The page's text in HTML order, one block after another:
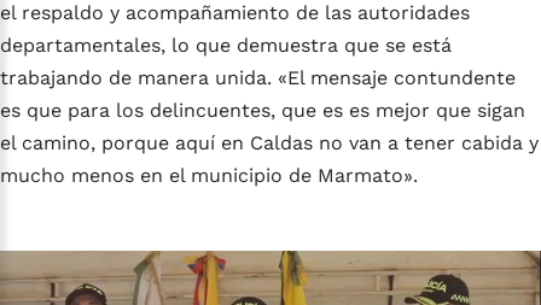
el respaldo y acompañamiento de las autoridades
departamentales, lo que demuestra que se está
trabajando de manera unida. «El mensaje contundente
es que para los delincuentes, que es es mejor que sigan
el camino, porque aquí en Caldas no van a tener cabida y
mucho menos en el municipio de Marmato».